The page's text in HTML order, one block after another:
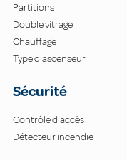
Partitions
Double vitrage
Chauffage
Type d'ascenseur
Sécurité
Contrôle d'accès
Détecteur incendie